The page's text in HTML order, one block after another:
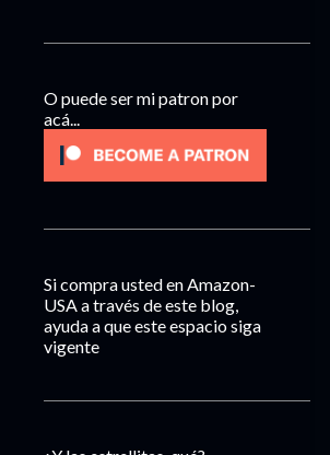
O puede ser mi patron por
acá...
Si compra usted en Amazon-
USA a través de este blog,
ayuda a que este espacio siga
vigente